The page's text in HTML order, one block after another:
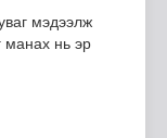
мэдээлж
манах нь эр